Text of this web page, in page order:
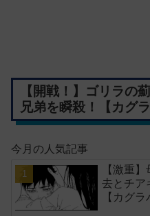
【開戦！】ゴリラの
兄弟を瞬殺！【カグ
今月の人気記事
【激重
去とチア
【カグ